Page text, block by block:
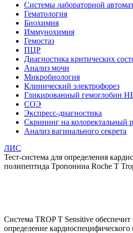
Системы лабораторной
Гематология
Биохимия
Иммунохимия
Гемостаз
ПЦР
Диагностика критических
Анализ мочи
Микробиология
Клинический электрофорез
Гликированный гемоглобин
СОЭ
Экспресс-диагностика
Скрининг на колоректальный
Анализ вагинального секрета
ЛИС
Тест-система для определения
полипептида Тропонина Roche Т
Система TROP T Sensitive
определение кардиоспецифического